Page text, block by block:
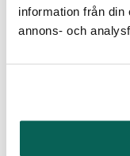
information från din
annons- och
filmen på Youtube.